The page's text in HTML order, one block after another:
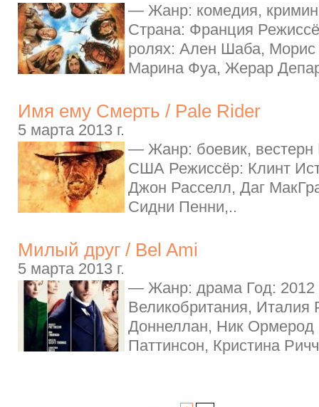
— Жанр: комедия,
Страна: Франция
ролях: Ален Шаба, Морис
Марина Фуа, Жерар
Имя ему Смерть / Pale Rider
5 марта 2013 г.
— Жанр: боевик, вестерн
США Режиссёр: Клинт
Джон Расселл, Даг
Сидни Пенни,..
Милый друг / Bel Ami
5 марта 2013 г.
— Жанр: драма Год: 2012
Великобритания, Италия
Доннеллан, Ник Ормерод
Паттинсон, Кристина